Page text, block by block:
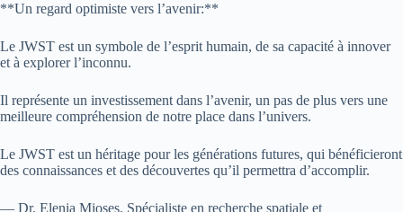
**Un regard optimiste vers l’avenir:**
Le JWST est un symbole de l’esprit humain, de sa capacité à innover
et à explorer l’inconnu.
Il représente un investissement dans l’avenir, un pas de plus vers une
meilleure compréhension de notre place dans l’univers.
Le JWST est un héritage pour les générations futures, qui bénéficieront
des connaissances et des découvertes qu’il permettra d’accomplir.
— Dr. Elenia Mioses, Spécialiste en recherche spatiale et